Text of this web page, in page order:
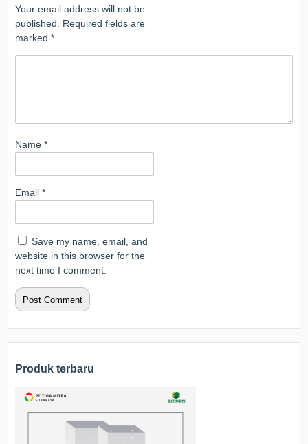
Your email address will not be
published. Required fields are
marked*
Name*
Email*
Save my name, email, and
website in this browser for the
next time I comment.
Produk terbaru